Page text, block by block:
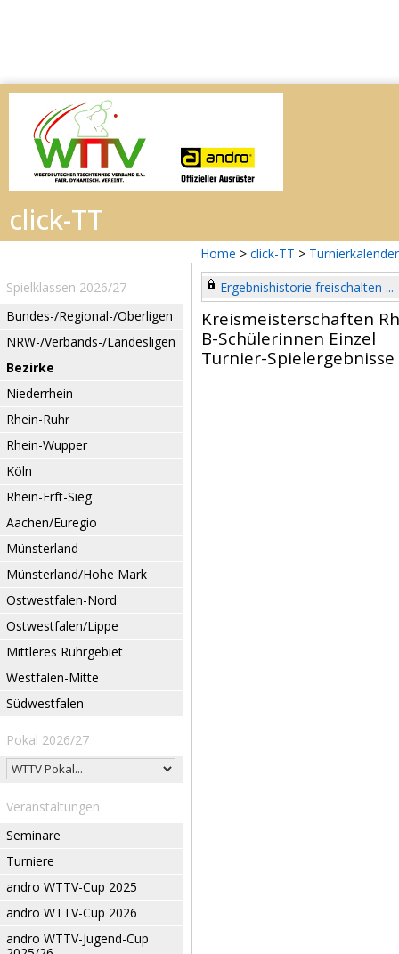
Home > click-TT > Turnierkalender
Spielklassen 2026/27
Bundes-/Regional-/Oberligen
NRW-/Verbands-/Landesligen
Bezirke
Niederrhein
Rhein-Ruhr
Rhein-Wupper
Köln
Rhein-Erft-Sieg
Aachen/Euregio
Münsterland
Münsterland/Hohe Mark
Ostwestfalen-Nord
Ostwestfalen/Lippe
Mittleres Ruhrgebiet
Westfalen-Mitte
Südwestfalen
Pokal 2026/27
Veranstaltungen
Seminare
Turniere
andro WTTV-Cup 2025
andro WTTV-Cup 2026
andro WTTV-Jugend-Cup
Ergebnishistorie freischalten ...
Kreismeisterschaften
B-Schülerinnen Einzel
Turnier-Spielergebnisse